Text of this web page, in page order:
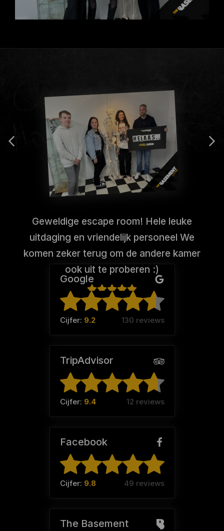
Geweldige escape room! Hele leuke
uitdaging en vriendelijk personeel We
komen zeker terug om de andere kamer
ook uit te proberen :)
Mark (Team:Smerige vla)
Google
Cijfer: 9.2 130 reviews
TripAdvisor
Cijfer: 9.4 12 reviews
Facebook
Cijfer: 9.8 49 reviews
The Basement